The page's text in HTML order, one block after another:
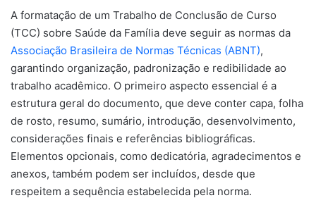
A formatação de um Trabalho de Conclusão de Curso
(TCC) sobre Saúde da Família deve seguir as normas da
Associação Brasileira de Normas Técnicas (ABNT),
garantindo organização, padronização e redibilidade ao
trabalho acadêmico. O primeiro aspecto essencial é a
estrutura geral do documento, que deve conter capa, folha
de rosto, resumo, sumário, introdução, desenvolvimento,
considerações finais e referências bibliográficas.
Elementos opcionais, como dedicatória, agradecimentos e
anexos, também podem ser incluídos, desde que
respeitem a sequência estabelecida pela norma.